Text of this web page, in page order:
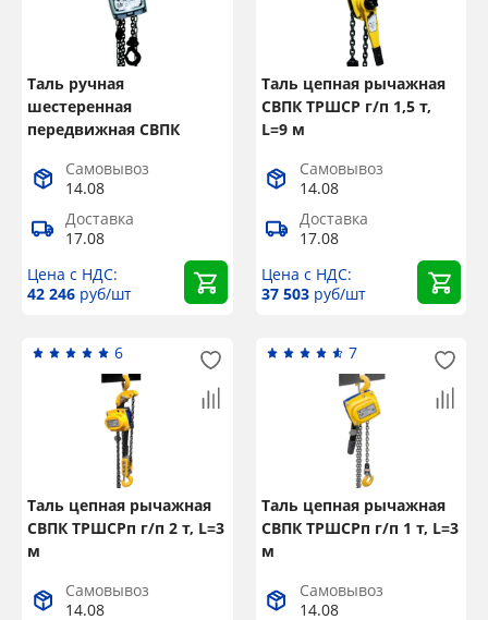
Таль ручная
шестеренная
передвижная СВПК
Самовывоз
14.08
Доставка
17.08
Цена с НДС:
42 246 руб/шт
Таль цепная рычажная
СВПК ТРШСР г/п 1,5 т,
L=9 м
Самовывоз
14.08
Доставка
17.08
Цена с НДС:
37 503руб/шт
6
Таль цепная рычажная
СВПК ТРШСРп г/п 2 т, L=3
м
Самовывоз
14.08
7
Таль цепная рычажная
СВПК ТРШСРп г/п 1 т, L=3
м
Самовывоз
14.08
Popup Title